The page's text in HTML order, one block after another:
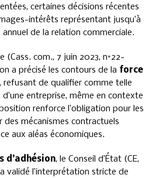
certaines décisions récentes
intérêts représentant jusqu’à
de la relation commerciale.
(Cass. com., 7 juin 2023, n°22-
a précisé les contours de la force
, refusant de qualifier comme telle
entreprise, même en contexte
renforce l’obligation pour les
des mécanismes contractuels
aux aléas économiques.
d’adhésion, le Conseil d’État (CE,
validé l’interprétation stricte de